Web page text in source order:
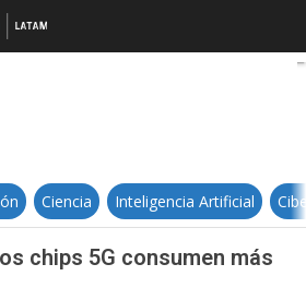
¿Es verdad que los chips 5G
Ciencia Inteligencia Artificial
chips 5G consumen más